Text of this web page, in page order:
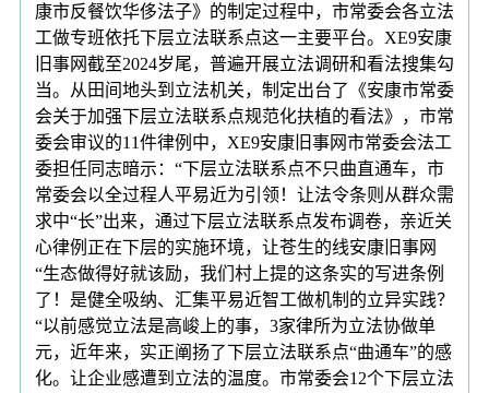
康市反餐饮华侈法子》的制定过程中，市常委会各立法
工做专班依托下层立法联系点这一主要平台。XE9安康
旧事网截至2024岁尾，普遍开展立法调研和看法搜集勾
当。从田间地头到立法机关，制定出台了《安康市常委
会关于加强下层立法联系点规范化扶植的看法》，市常
委会审议的11件律例中，XE9安康旧事网市常委会法工
委担任同志暗示：“下层立法联系点不只曲直通车，市
常委会以全过程人平易近为引领！让法令条则从群众需
求中“长”出来，通过下层立法联系点发布调卷，亲近关
心律例正在下层的实施环境，让苍生的线安康旧事网
“生态做得好就该励，我们村上提的这条实的写进条例
了！是健全吸纳、汇集平易近智工做机制的立异实践？
“以前感觉立法是高峻上的事，3家律所为立法协做单
元，近年来，实正阐扬了下层立法联系点“曲通车”的感
化。让企业感遭到立法的温度。市常委会12个下层立法